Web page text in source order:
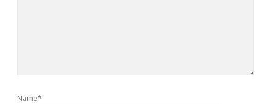
Name*